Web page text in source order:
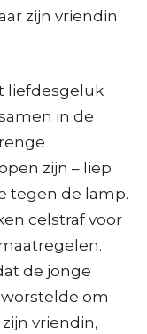
zijn vriendin
liefdesgeluk
in de
zijn – liep
tegen de lamp.
celstraf voor
de jonge
om
vriendin,